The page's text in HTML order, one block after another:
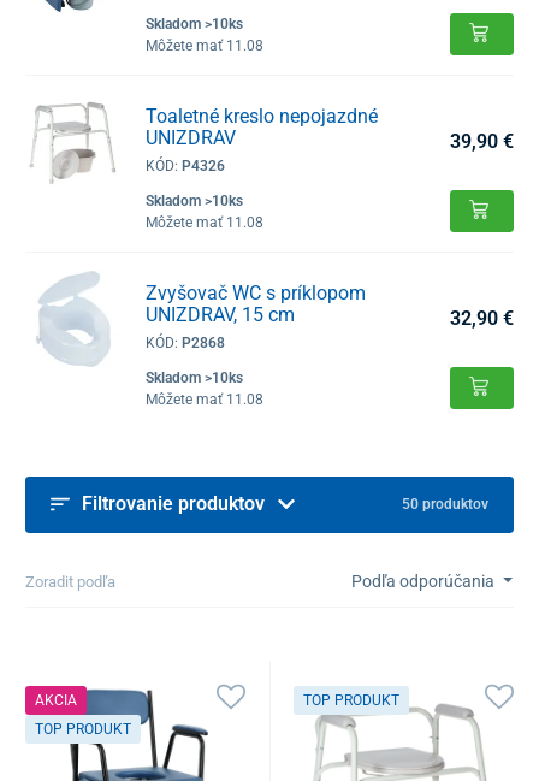
Skladom >10ks
Môžete mať 11.08
Toaletné kreslo nepojazdné
UNIZDRAV
KÓD: P4326
Skladom >10ks
Môžete mať 11.08
39,90 €
Zvyšovač WC s príklopom
UNIZDRAV, 15 cm
KÓD: P2868
Skladom >10ks
Môžete mať 11.08
32,90 €
Filtrovanie produktov 50 produktov
Zoradit podľa Podľa odporúčania
AKCIA
TOP PRODUKT
TOP PRODUKT